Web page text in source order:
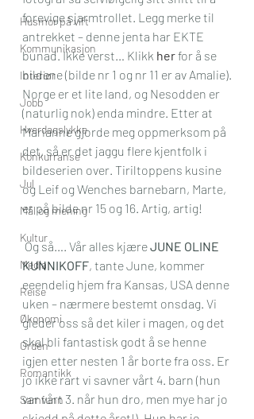
Husmor på vift
Kommunikasjon
Interiør
Jobb
Hverdagslykke
Konkurranse
Jul
Mål og mening
Kultur
Media
Reise
Økonomi
Orden
Romantikk
Samfunn
forevige sjarmtrollet. Legg merke til
antrekket – denne jenta har EKTE
bunad. Ikke verst… Klikk her for å se
bildene (bilde nr 1 og nr 11 er av Amalie).
Norge er et lite land, og Nesodden er
(naturlig nok) enda mindre. Etter at
Marianne gjorde meg oppmerksom på
det, så er det jaggu flere kjentfolk i
bildeserien over. Tiriltoppens kusine
og Leif og Wenches barnebarn, Marte,
er på bilde nr 15 og 16. Artig, artig!
Og så…. Vår alles kjære JUNE OLINE
KUNNIKOFF, tante June, kommer
eeendelig hjem fra Kansas, USA denne
uken – nærmere bestemt onsdag. Vi
gleder oss så det kiler i magen, og det
skal bli fantastisk godt å se henne
igjen etter nesten 1 år borte fra oss. Er
jo ikke rart vi savner vårt 4. barn (hun
var vårt 3. når hun dro, men mye har jo